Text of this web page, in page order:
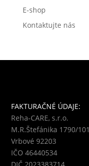
E-shop
Kontaktujte nás
FAKTURAČNÉ ÚDAJE:
Reha-CARE, s.r.o.
M.R.Štefánika 1790/101
Vrbové 92203
IČO 46440534
DIČ 2023383714